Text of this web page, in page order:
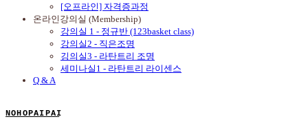
[오프라인] 자격증과정
온라인강의실 (Membership)
강의실 1 - 정규반 (123basket class)
강의실2 - 직은조명
깅의실3 - 라탄트리 조명
세미나실1 - 라탄트리 라이센스
Q & A
N O H O P A I P A I